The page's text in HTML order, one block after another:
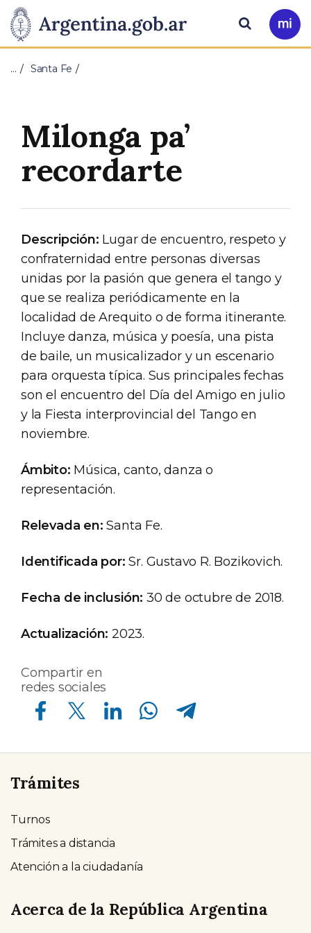
Presidencia
de
Nación
Pasar al contenido principal
Ir
a
Buscar
… Santa Fe
Milonga pa’
recordarte
Descripción: Lugar de encuentro, respeto y
confraternidad entre personas diversas
unidas por la pasión que genera el tango y
que se realiza periódicamente en la
localidad de Arequito o de forma itinerante.
Incluye danza, música y poesía, una pista
de baile, un musicalizador y un escenario
para orquesta típica. Sus principales fechas
son el encuentro del Día del Amigo en julio
y la Fiesta interprovincial del Tango en
noviembre.
Ámbito: Música, canto, danza o
representación.
Relevada en: Santa Fe.
Identificada por: Sr. Gustavo R. Bozikovich.
Fecha de inclusión: 30 de octubre de 2018.
Actualización: 2023.
Compartir en
redes sociales
Compartir en Facebook Compartir en Twitter Compartir en Linkedin Compartir en Whatsapp Compartir en Telegram
Trámites
Turnos
Trámites a distancia
Atención a la ciudadanía
Acerca de la República Argentina